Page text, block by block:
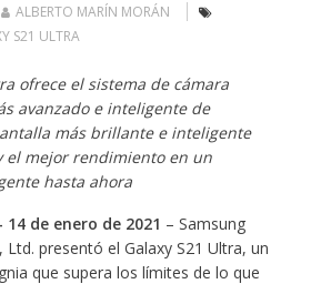
ALBERTO MARÍN MORÁN
S21 ULTRA
ofrece el sistema de cámara
avanzado e inteligente de
más brillante e inteligente
el mejor rendimiento en un
hasta ahora
14 de enero de 2021 – Samsung
Ltd. presentó el Galaxy S21 Ultra, un
que supera los límites de lo que